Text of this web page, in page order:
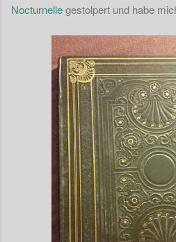
Nocturnellegestolpert und habe